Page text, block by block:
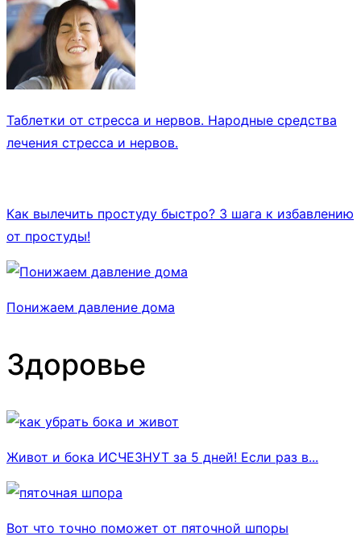
Таблетки от стресса и нервов. Народные средства
лечения стресса и нервов.
Как вылечить простуду быстро? 3 шага к избавлению
от простуды!
Понижаем давление дома
Здоровье
Живот и бока ИСЧЕЗНУТ за 5 дней! Если раз в...
Вот что точно поможет от пяточной шпоры